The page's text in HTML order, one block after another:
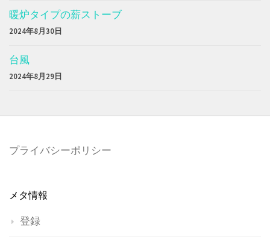
暖炉タイプの薪ストーブ
2024年8月30日
台風
2024年8月29日
プライバシーポリシー
メタ情報
登録